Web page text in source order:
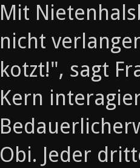
Mit
nicht
kotzt!", sagt
Kern
Obi. Jeder